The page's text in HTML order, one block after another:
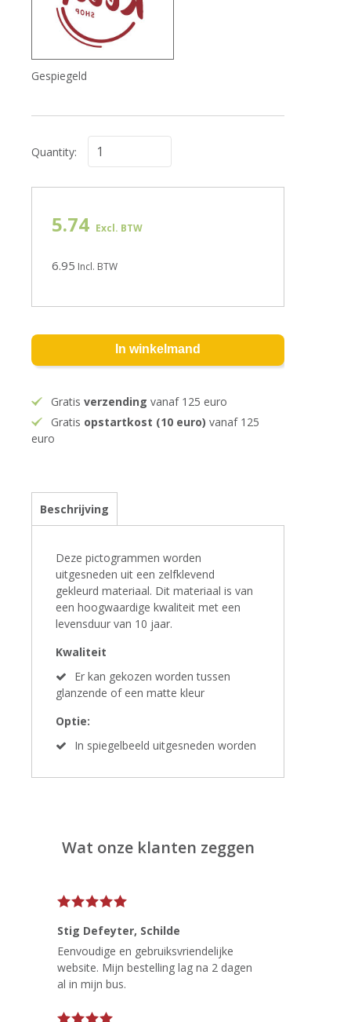
Gespiegeld
Quantity:
5.74 Excl. BTW
6.95 Incl. BTW
In winkelmand
Gratisverzending vanaf 125 euro
Gratis opstartkost (10 euro) vanaf 125
euro
Beschrijving
Deze pictogrammen worden
uitgesneden uit een zelfklevend
gekleurd materiaal. Dit materiaal is van
een hoogwaardige kwaliteit met een
levensduur van 10 jaar.
Kwaliteit
Er kan gekozen worden tussen
glanzende of een matte kleur
Optie:
In spiegelbeeld uitgesneden worden
Wat onze klanten zeggen
Stig Defeyter, Schilde
Eenvoudige en gebruiksvriendelijke
website. Mijn bestelling lag na 2 dagen
al in mijn bus.